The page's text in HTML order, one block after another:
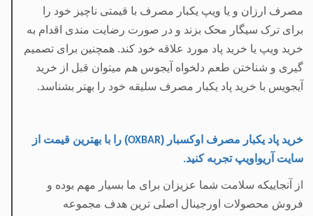
مصرف ارزان و یا ویپ یکبار مصرف با قیمتی ناچیز خود را
برای ترک سیگار محک بزند و در صورت رضایت مندی اقدام به
خرید ویپ یا خرید پاد مورد علاقه خود کند. همچنین برای تصمیم
گیری و شناختن طعم دلخواه آیجوس هم میتوان قبل از خرید
آیجویس با خرید پاد یکبار مصرف سلیقه خود را بهتر بشناسد.
خرید پاد یکبار مصرف اوکسبار (OXBAR
)را با بهترین قیمت از
سایت آریواویپ تجربه کنید.
از آنجاییکه سلامت شما عزیزان برای ما بسیار مهم بوده و
فروش محصولات اورجینال اصلی ترین هدف مجموعه